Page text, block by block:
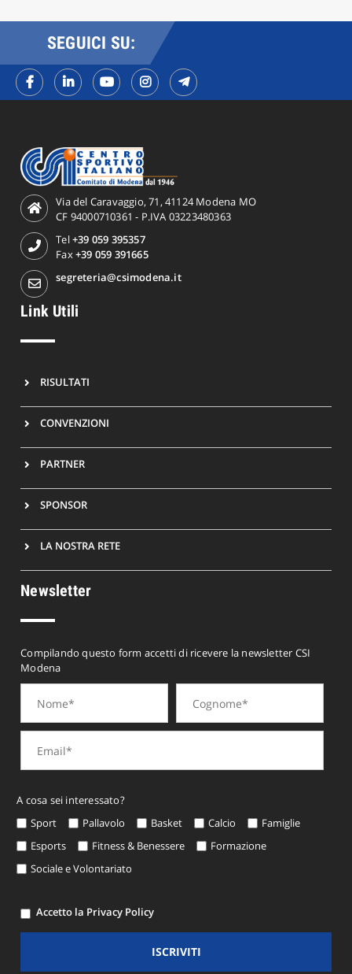
SEGUICI SU:
Via del Caravaggio, 71, 41124 Modena MO
CF 94000710361 - P.IVA 03223480363
Tel+39 059 395357
Fax+39 059 391665
segreteria@csimodena.it
Link Utili
RISULTATI
CONVENZIONI
PARTNER
SPONSOR
LA NOSTRA RETE
Newsletter
Compilando questo form accetti di ricevere la newsletter CSI
Modena
A cosa sei interessato?
Sport
Pallavolo Basket Calcio
Famiglie
Esports
Fitness & Benessere
Formazione
Sociale e Volontariato
Accetto la Privacy Policy
ISCRIVITI